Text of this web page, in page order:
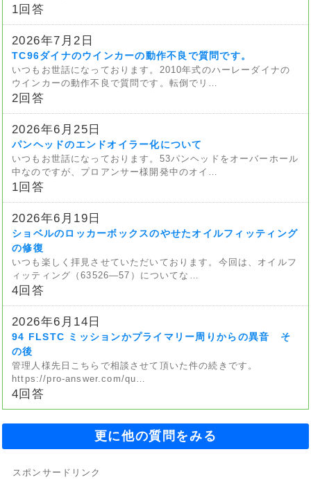
1回答
2026年7月2日
TC96ダイナのウインカーの動作不良で質問です。
いつもお世話になっております。2010年式のハーレーダイナの
ウインカーの動作不良で質問です。転倒でリ…
2回答
2026年6月25日
パンヘッドのエンドオイラー化について
いつもお世話になっております。53パンヘッドをオーバーホール
中なのですが、プロアンサー様開発中のオイ…
1回答
2026年6月19日
ショベルのロッカーボックスのやせたオイルフィッティング
の修復
いつも楽しく拝見させていただいております。今回は、オイルフ
ィッティング（63526—57）についてな…
4回答
2026年6月14日
94 FLSTC ミッションかプライマリー周りからの異音 そ
の後
管理人様先日こちらで相談させて頂いた件の続きです。
https://pro-answer.com/qu…
4回答
更に他の質問をみる
スポンサードリンク